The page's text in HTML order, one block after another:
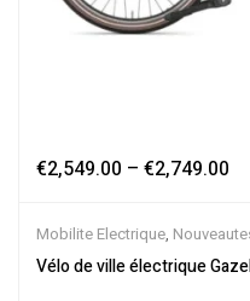
€2,549.00 – €2,749.00
Mobilite Electrique,
électrique,Vélo électrique ville
Vélo de ville électrique